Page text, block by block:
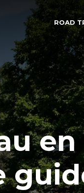
ROAD
en